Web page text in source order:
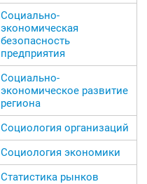
Социально-
экономическая
безопасность
предприятия
Социально-
экономическое развитие
региона
Социология организаций
Социология экономики
Статистика рынков